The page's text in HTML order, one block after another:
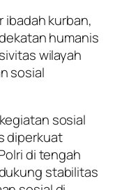
ibadah kurban,
humanis
wilayah
sosial
sosial
diperkuat
di tengah
stabilitas